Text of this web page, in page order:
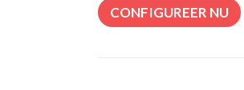
CONFIGUREER NU